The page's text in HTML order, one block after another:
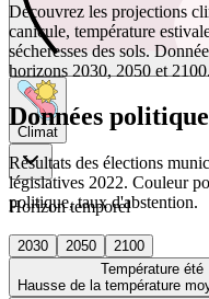
Climat
Horizon temporel
2030 2050
2100
Température été
Hausse de la température
Découvrez les projections
canicule, température
sécheresses des sols.
horizons 2030, 2050 et 2100.
Données
Résultats des élections
législatives 2022. Couleur
politique, taux d'abstention.